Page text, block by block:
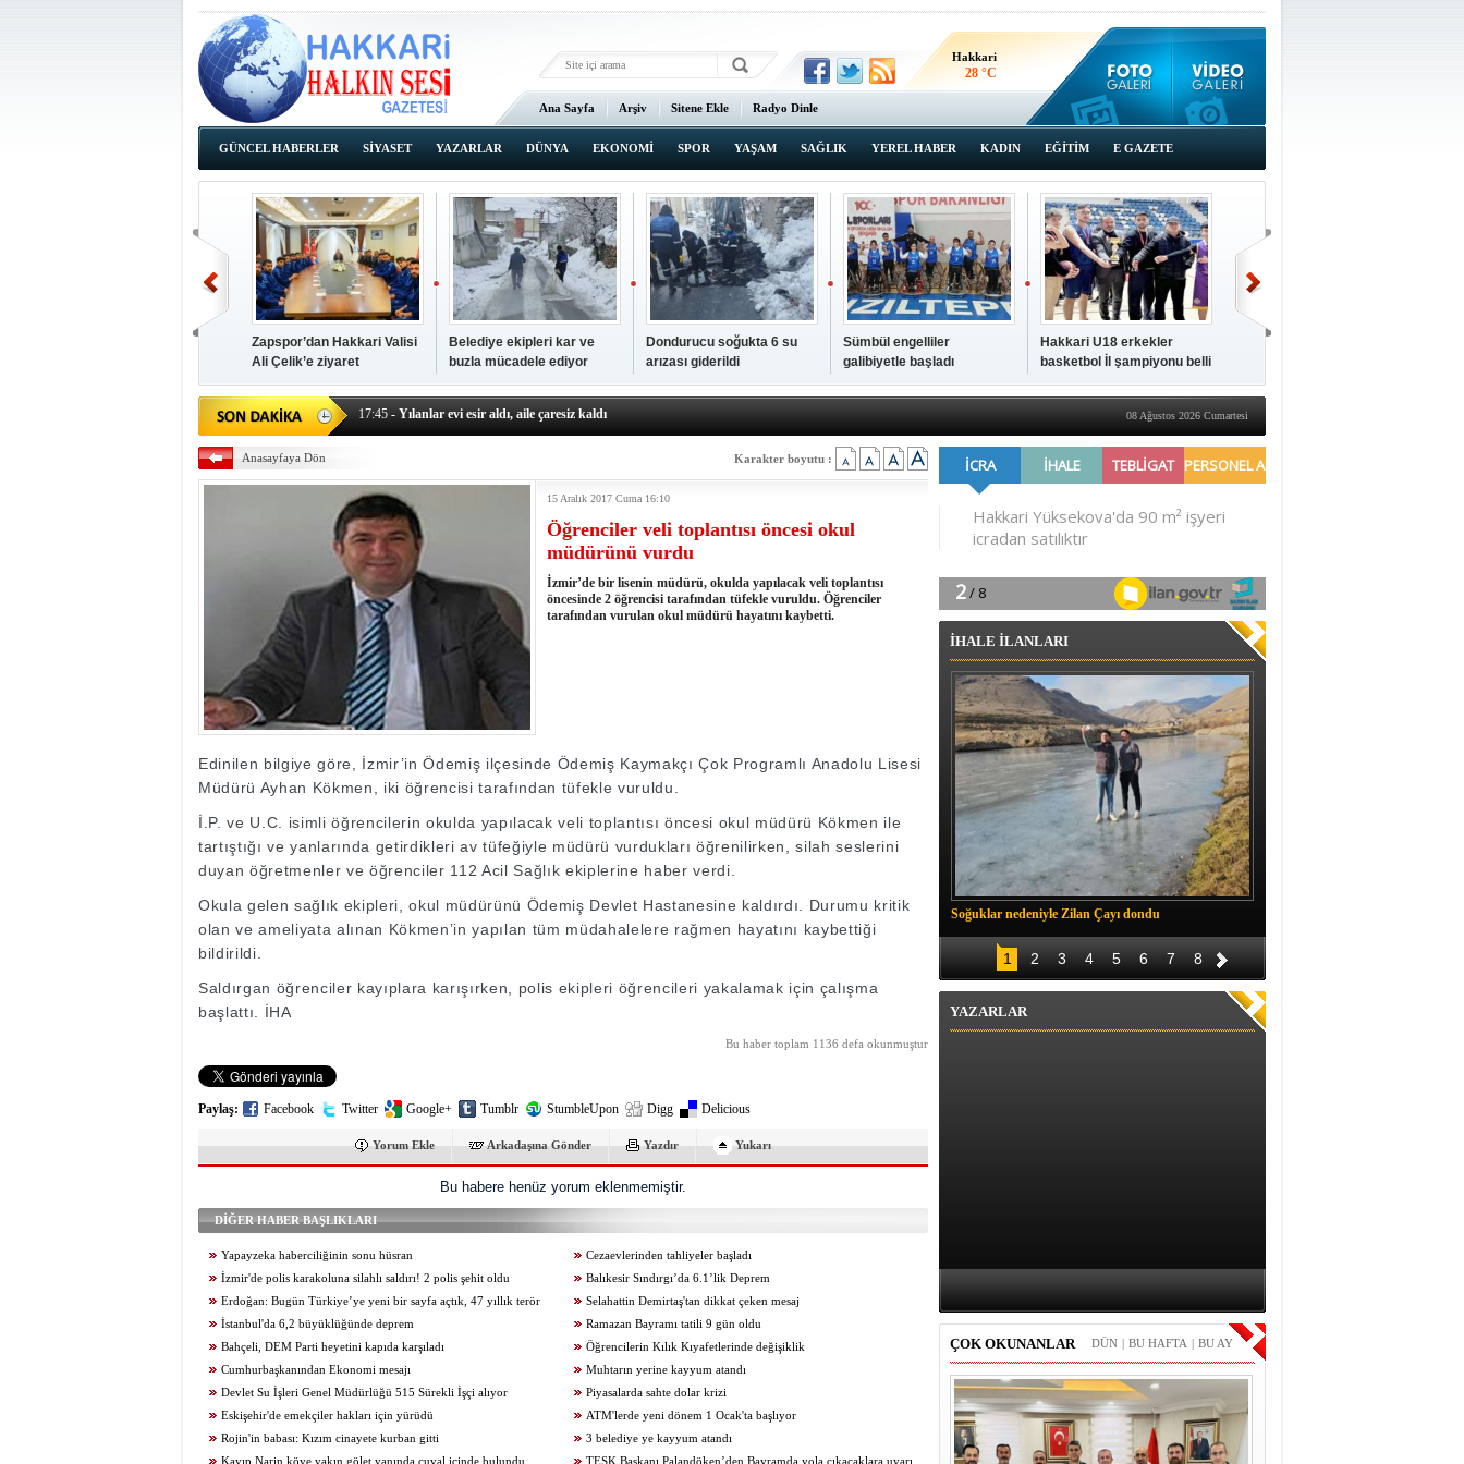
Hakkari
28 °C
Ana Sayfa Arşiv Sitene Ekle Radyo Dinle
GÜNCEL HABERLER SİYASET YAZARLAR DÜNYA EKONOMİ SPOR YAŞAM SAĞLIK YEREL HABER KADIN EĞİTİM E GAZETE
Zapspor’dan Hakkari Valisi
Ali Çelik’e ziyaret
Belediye ekipleri kar ve
buzla mücadele ediyor
Dondurucu soğukta 6 su
arızası giderildi
Sümbül engelliler
galibiyetle başladı
Hakkari U18 erkekler
basketbol İl şampiyonu belli
oldu
Toplantısı yapıldı
17:45 - Yılanlar evi esir aldı, aile çaresiz kaldı
17:43- Hakkari Cumhuriyet Başsavcısı Ufuk Turan görevine başladı
17:37- Başkan Büyüksu: Gençlerimiz için geleceğe yatırım yapıyoruz
17:35
- Hakkari'ye Raftingde Çifte Gurur
17:32- Dağcı Yüksel Işık'ın izini köylüler buldu
17:30 - Hayvanlar Şarbona karşı aşılanıyor
17:27
- Hakkari'de yaz ortasında kış manzarası
19:22- Cennet-Cehennem Vadisi'nde tarihi güreş finali
19:19- CHP Hakkari ve 26 il başkanını görevden aldı
19:17 - Cennet Cehennem Vadisi'nde şampiyonluk mücadelesi start aldı
19:13- Bakan Yardımcısı Çelik, Aşiret Lideri Keskin'i ziyaret etti
19:10- Hakkari'de 503 kilogram Esrar ele geçirildi
19:08- Bakan Yardımcısı Ali Çelik Hakkari’de sevgi seli
08 Ağustos 2026 Cumartesi
Anasayfaya Dön Karakter boyutu :
15 Aralık 2017 Cuma 16:10
Öğrenciler veli toplantısı öncesi okul
müdürünü vurdu
İzmir’de bir lisenin müdürü, okulda yapılacak veli toplantısı
öncesinde 2 öğrencisi tarafından tüfekle vuruldu. Öğrenciler
tarafından vurulan okul müdürü hayatını kaybetti.
Edinilen bilgiye göre, İzmir’in Ödemiş ilçesinde Ödemiş Kaymakçı Çok Programlı Anadolu Lisesi
Müdürü Ayhan Kökmen, iki öğrencisi tarafından tüfekle vuruldu.
İ.P. ve U.C. isimli öğrencilerin okulda yapılacak veli toplantısı öncesi okul müdürü Kökmen ile
tartıştığı ve yanlarında getirdikleri av tüfeğiyle müdürü vurdukları öğrenilirken, silah seslerini
duyan öğretmenler ve öğrenciler 112 Acil Sağlık ekiplerine haber verdi.
Okula gelen sağlık ekipleri, okul müdürünü Ödemiş Devlet Hastanesine kaldırdı. Durumu kritik
olan ve ameliyata alınan Kökmen’in yapılan tüm müdahalelere rağmen hayatını kaybettiği
bildirildi.
Saldırgan öğrenciler kayıplara karışırken, polis ekipleri öğrencileri yakalamak için çalışma
başlattı. İHA
Bu haber toplam 1136 defa okunmuştur
Paylaş: Facebook Twitter Google+ Tumblr StumbleUpon Digg Delicious
Yorum Ekle Arkadaşına Gönder Yazdır Yukarı
Bu habere henüz yorum eklenmemiştir.
DİĞER HABER BAŞLIKLARI
Yapayzeka haberciliğinin sonu hüsran
Cezaevlerinden tahliyeler başladı
İzmir'de polis karakoluna silahlı saldırı! 2 polis şehit oldu
Balıkesir Sındırgı’da 6.1’lik Deprem
Erdoğan: Bugün Türkiye’ye yeni bir sayfa açtık, 47 yıllık terör
belası bitiş sürecine girdi
Selahattin Demirtaş'tan dikkat çeken mesaj
İstanbul'da 6,2 büyüklüğünde deprem
Ramazan Bayramı tatili 9 gün oldu
Bahçeli, DEM Parti heyetini kapıda karşıladı
Öğrencilerin Kılık Kıyafetlerinde değişiklik
Cumhurbaşkanından Ekonomi mesajı
Muhtarın yerine kayyum atandı
Devlet Su İşleri Genel Müdürlüğü 515 Sürekli İşçi alıyor
Piyasalarda sahte dolar krizi
Eskişehir'de emekçiler hakları için yürüdü
ATM'lerde yeni dönem 1 Ocak'ta başlıyor
Rojin'in babası: Kızım cinayete kurban gitti
3 belediye ye kayyum atandı
Kayıp Narin köye yakın gölet yanında çuval içinde bulundu
TESK Başkanı Palandöken’den Bayramda yola çıkacaklara uyarı
İHALE İLANLARI
Soğuklar nedeniyle Zilan Çayı dondu
1 2 3 4 5 6 7 8
YAZARLAR
ÇOK OKUNANLAR BU AY
|
BU HAFTA
|
DÜN